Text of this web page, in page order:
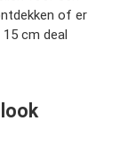
of er
cm deal